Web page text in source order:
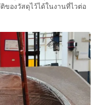
องวัสดุไว้ได้ในงานที่ไวต่อ